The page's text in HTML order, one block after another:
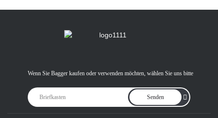
Wenn Sie Bagger kaufen oder verwenden möchten, wählen Sie uns bitte
Senden